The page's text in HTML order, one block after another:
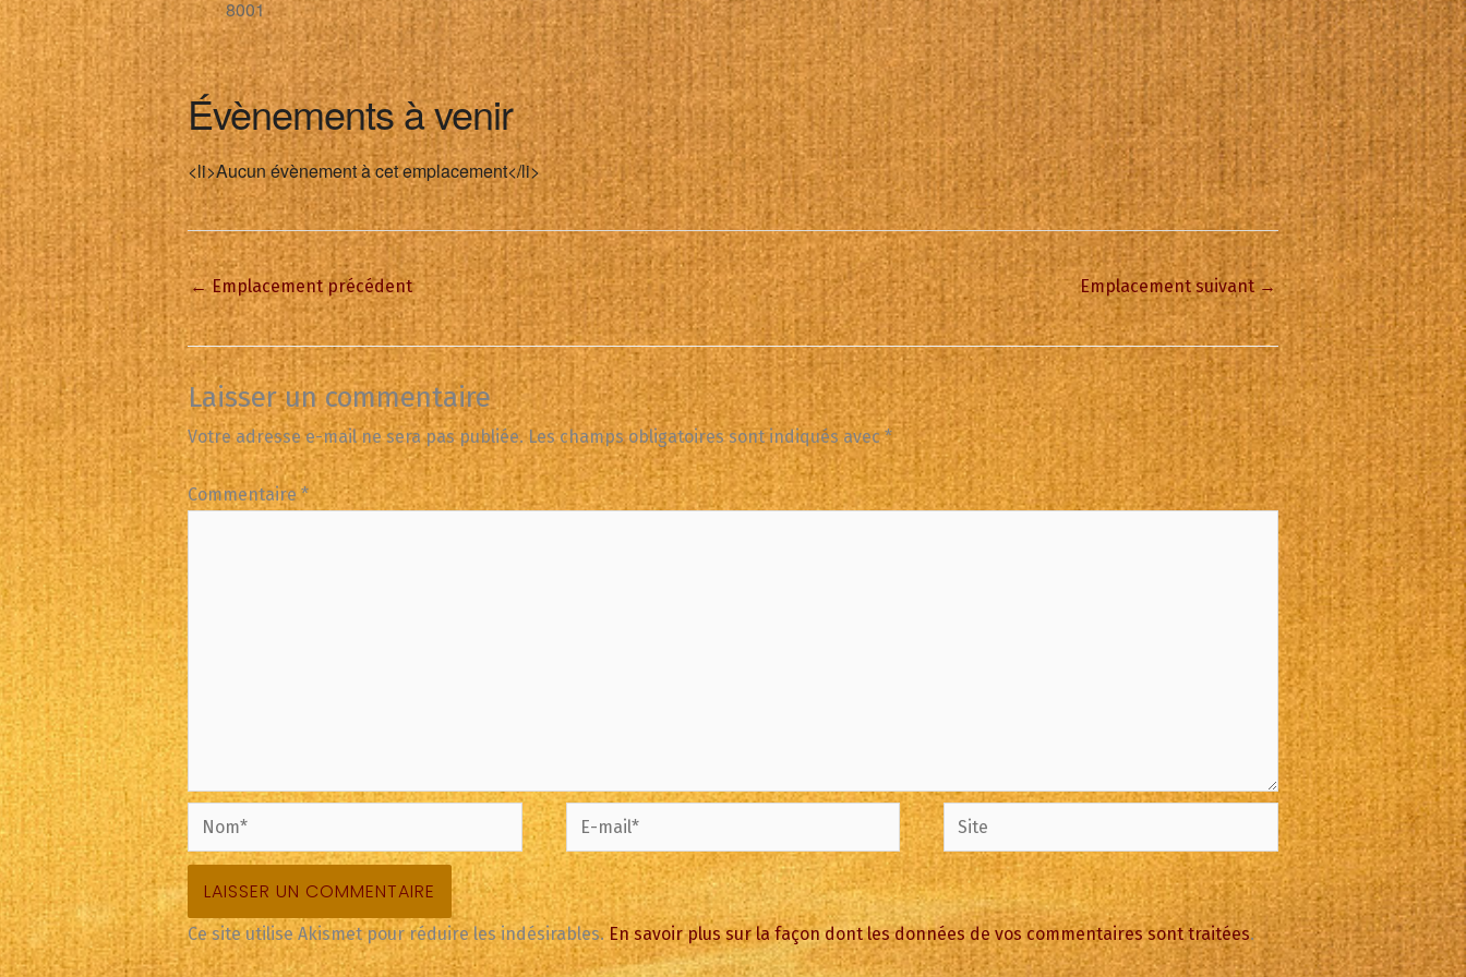
8001
Évènements à venir
<li>Aucun évènement à cet emplacement</li>
←Emplacement précédent Emplacement suivant→
Laisser un commentaire
Votre adresse e-mail ne sera pas publiée. Les champs obligatoires sont indiqués avec*
Commentaire*
Nom*
E-
mail*
Site
Ce site utilise Akismet pour réduire les indésirables.En savoir plus sur la façon dont les données de vos commentaires sont traitées.